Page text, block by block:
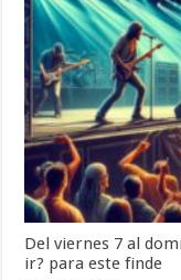
Del viernes 7 al
ir? para este finde